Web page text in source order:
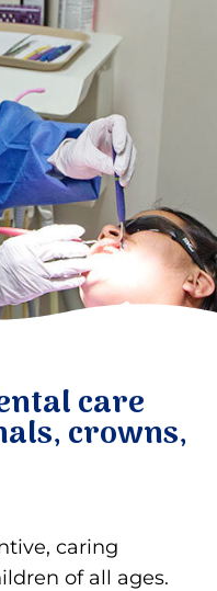
care
crowns,
caring
of all ages.